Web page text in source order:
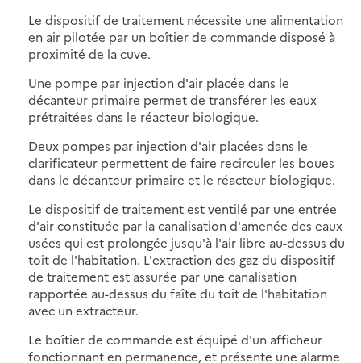
Le dispositif de traitement nécessite une alimentation
en air pilotée par un boîtier de commande disposé à
proximité de la cuve.
Une pompe par injection d'air placée dans le
décanteur primaire permet de transférer les eaux
prétraitées dans le réacteur biologique.
Deux pompes par injection d'air placées dans le
clarificateur permettent de faire recirculer les boues
dans le décanteur primaire et le réacteur biologique.
Le dispositif de traitement est ventilé par une entrée
d'air constituée par la canalisation d'amenée des eaux
usées qui est prolongée jusqu'à l'air libre au-dessus du
toit de l'habitation. L'extraction des gaz du dispositif
de traitement est assurée par une canalisation
rapportée au-dessus du faîte du toit de l'habitation
avec un extracteur.
Le boîtier de commande est équipé d'un afficheur
fonctionnant en permanence, et présente une alarme